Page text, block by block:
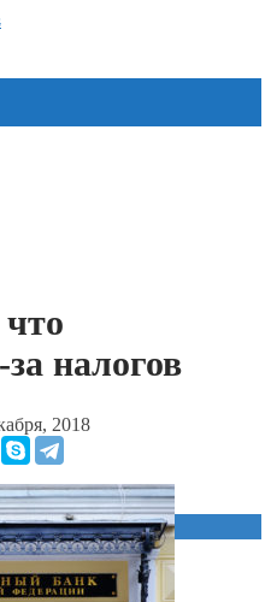
налогов
2018